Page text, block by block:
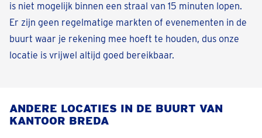
is niet mogelijk binnen een straal van 15 minuten lopen.
Er zijn geen regelmatige markten of evenementen in de
buurt waar je rekening mee hoeft te houden, dus onze
locatie is vrijwel altijd goed bereikbaar.
ANDERE LOCATIES IN DE BUURT VAN
KANTOOR BREDA